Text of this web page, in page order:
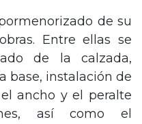
de su
Entre ellas se
de la calzada,
base, instalación de
ancho y el peralte
así como el